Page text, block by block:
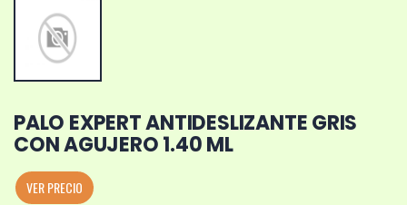
PALO EXPERT ANTIDESLIZANTE GRIS
CON AGUJERO 1.40 ML
VER PRECIO